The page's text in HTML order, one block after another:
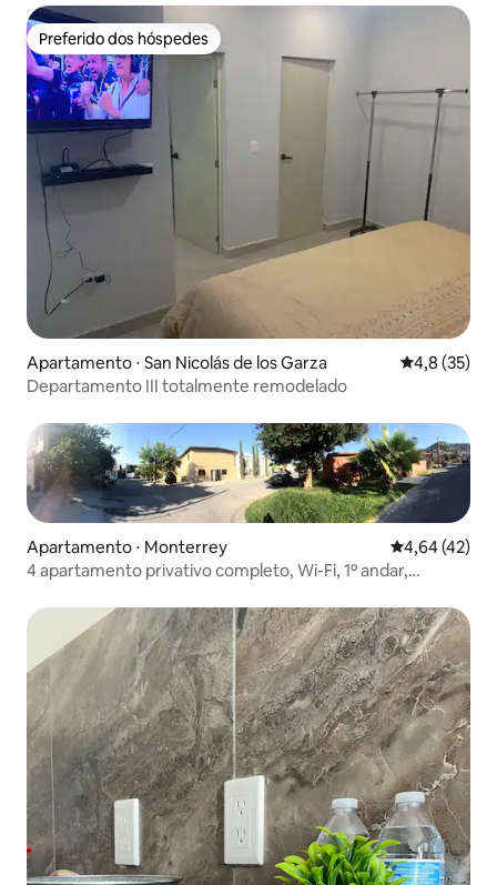
Preferido dos hóspedes
Preferido dos hóspedes
Apartamento ⋅ San Nicolás de los Garza 4,8 de uma
4,8 (35)
Departamento III totalmente remodelado
Apartamento ⋅ Monterrey 4,64 de uma
4,64 (42)
4 apartamento privativo completo, Wi-Fi, 1º andar,